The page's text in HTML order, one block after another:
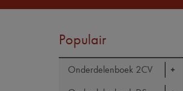
Populair
Onderdelenboek 2CV